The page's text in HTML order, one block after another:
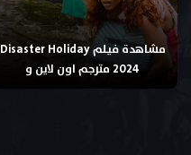
مشاهدة فيلم Disaster Holiday
2024 مترجم اون لاين و